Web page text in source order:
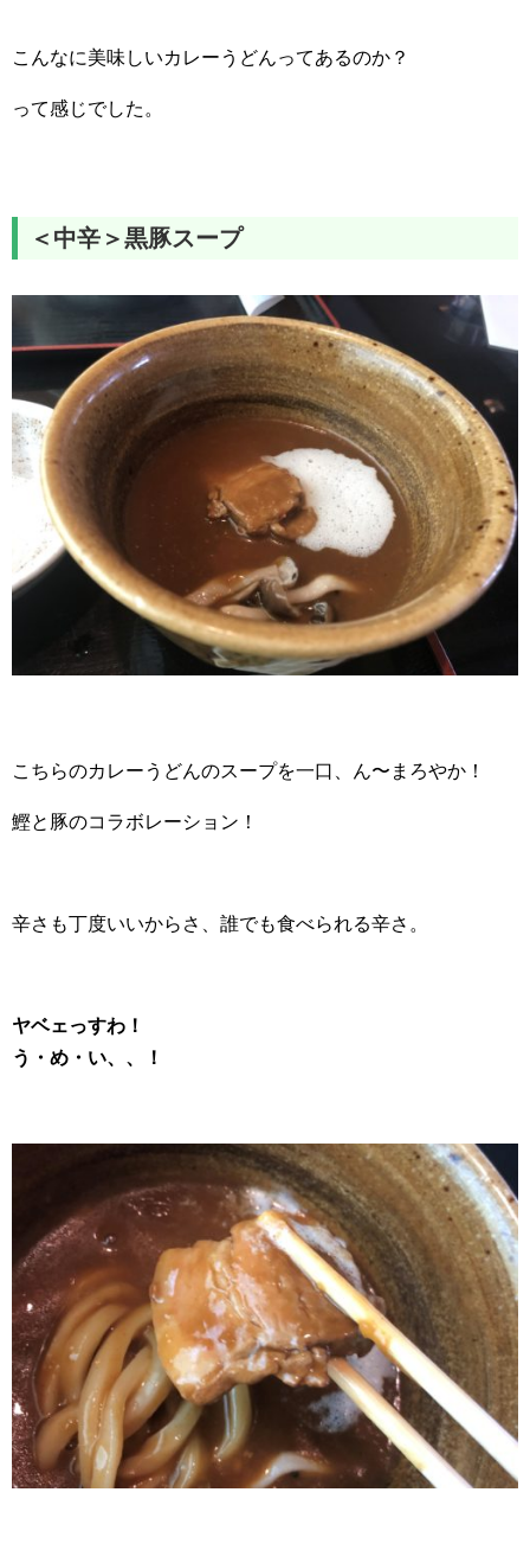
こんなに美味しいカレーうどんってあるのか？
って感じでした。
＜中辛＞黒豚スープ
こちらのカレーうどんのスープを一口、ん〜まろやか！
鰹と豚のコラボレーション！
辛さも丁度いいからさ、誰でも食べられる辛さ。
ヤベェっすわ！
う・め・い、、！